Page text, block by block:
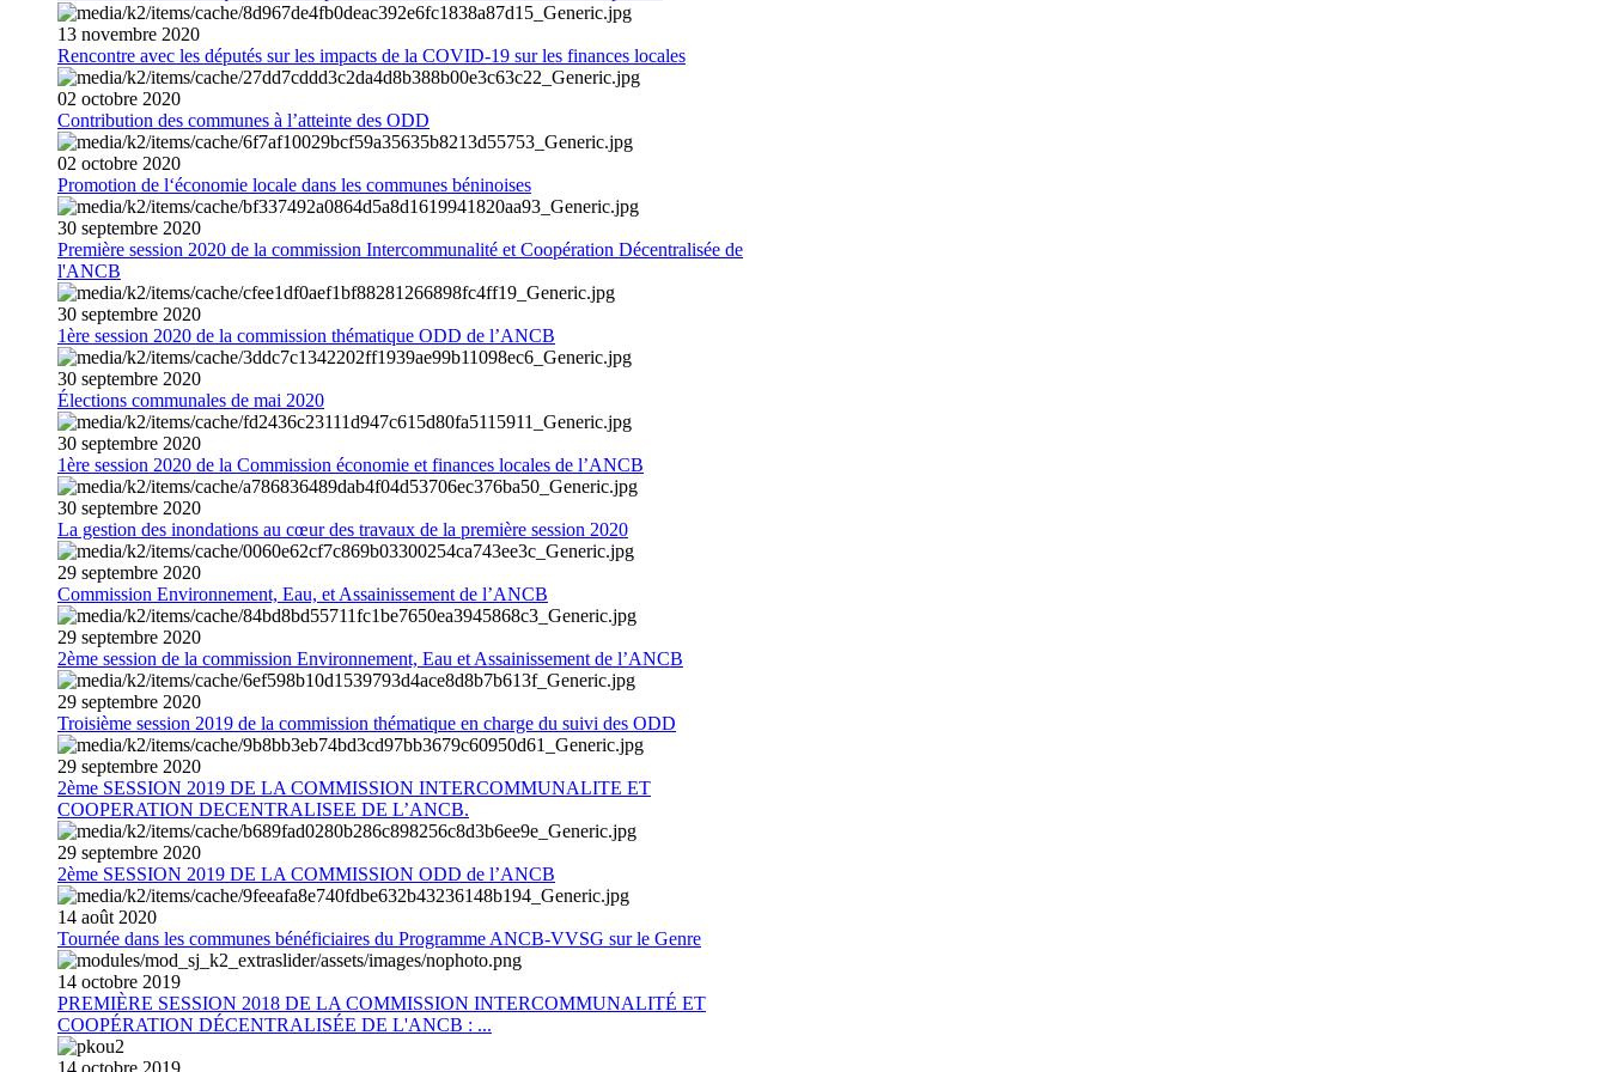
13 novembre 2020
Rencontre avec les députés sur les impacts de la COVID-19 sur les finances locales
02 octobre 2020
Contribution des communes à l’atteinte des ODD
02 octobre 2020
Promotion de l‘économie locale dans les communes béninoises
30 septembre 2020
Première session 2020 de la commission Intercommunalité et Coopération Décentralisée de
l'ANCB
30 septembre 2020
1ère session 2020 de la commission thématique ODD de l’ANCB
30 septembre 2020
Élections communales de mai 2020
30 septembre 2020
1ère session 2020 de la Commission économie et finances locales de l’ANCB
30 septembre 2020
La gestion des inondations au cœur des travaux de la première session 2020
29 septembre 2020
Commission Environnement, Eau, et Assainissement de l’ANCB
29 septembre 2020
2ème session de la commission Environnement, Eau et Assainissement de l’ANCB
29 septembre 2020
Troisième session 2019 de la commission thématique en charge du suivi des ODD
29 septembre 2020
2ème SESSION 2019 DE LA COMMISSION INTERCOMMUNALITE ET
COOPERATION DECENTRALISEE DE L’ANCB.
29 septembre 2020
2ème SESSION 2019 DE LA COMMISSION ODD de l’ANCB
14 août 2020
Tournée dans les communes bénéficiaires du Programme ANCB-VVSG sur le Genre
14 octobre 2019
PREMIÈRE SESSION 2018 DE LA COMMISSION INTERCOMMUNALITÉ ET
COOPÉRATION DÉCENTRALISÉE DE L'ANCB : ...
14 octobre 2019